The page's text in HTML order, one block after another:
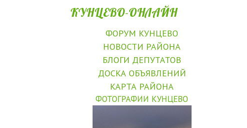
КУНЦЕВО-ОНЛАЙН
ФОРУМ КУНЦЕВО
НОВОСТИ РАЙОНА
БЛОГИ ДЕПУТАТОВ
ДОСКА ОБЪЯВЛЕНИЙ
КАРТА РАЙОНА
ФОТОГРАФИИ КУНЦЕВО